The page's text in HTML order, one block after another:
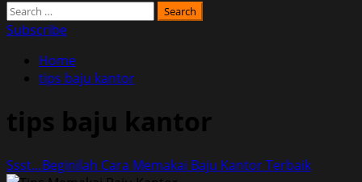
Search
for:
Subscribe
Home
tips baju kantor
tips baju kantor
Ssst…Beginilah Cara Memakai Baju Kantor Terbaik